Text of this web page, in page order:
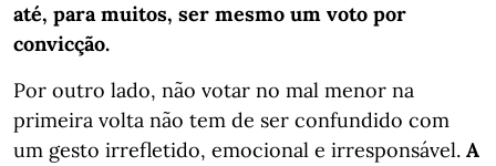
até, para muitos, ser mesmo um voto por
convicção.
Por outro lado, não votar no mal menor na
primeira volta não tem de ser confundido com
um gesto irrefletido, emocional e irresponsável. A